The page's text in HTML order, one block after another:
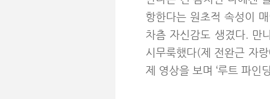
항한다는 원초적 속성이
차츰 자신감도 생겼다. 만
시무룩했다(제 전완근 자
제 영상을 보며 ‘루트 파인